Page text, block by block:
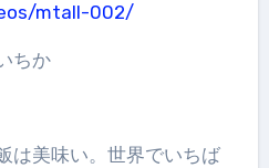
mtall-002/
ちか
は美味い。世界でいちば